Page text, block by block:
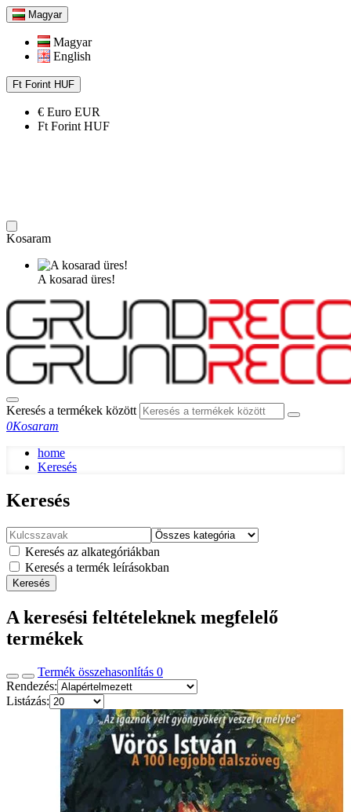
Magyar
Magyar
English
Ft Forint HUF
€ Euro EUR
Ft Forint HUF
Kosaram
A kosarad üres!
Keresés a termékek között
0Kosaram
home
Keresés
Keresés
Keresés az alkategóriákban
Keresés a termék leírásokban
Keresés
A keresési feltételeknek megfelelő
termékek
Termék összehasonlítás 0
Rendezés:
Listázás: